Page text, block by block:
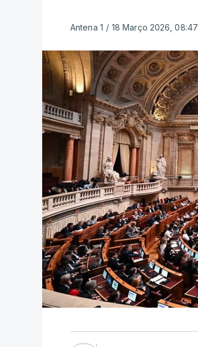
Antena 1 / 18 Março 2026, 08:47